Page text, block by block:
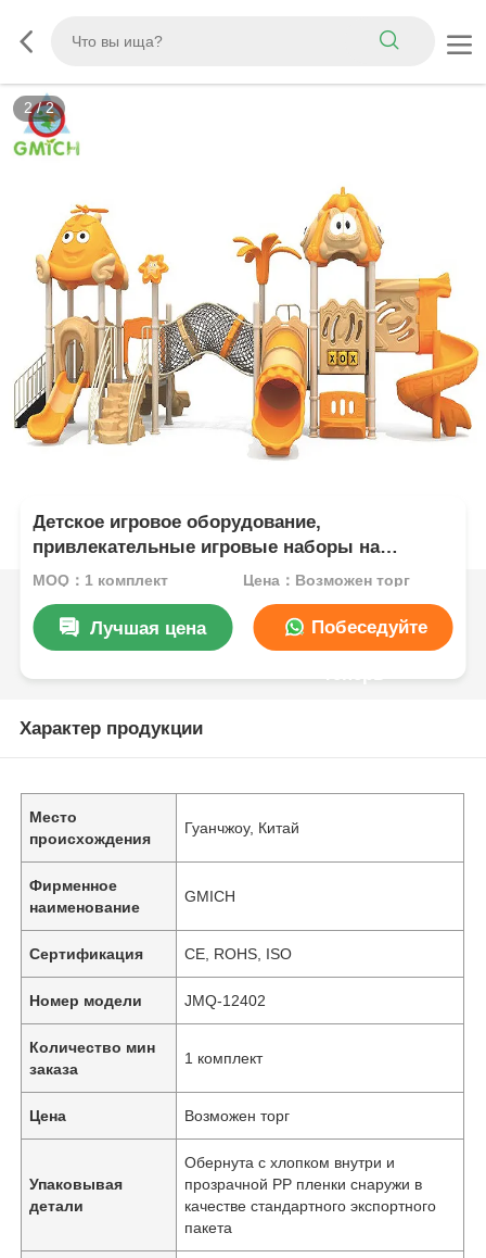
2/2
Детское игровое оборудование,
привлекательные игровые наборы на
открытом воздухе, парковые пластиковые
оборудование для парков развлечений для
детей
MOQ：1 комплект Цена：Возможен торг
Лучшая цена Побеседуйте
Характер продукции
Место
происхождения
Гуанчжоу, Китай
Фирменное
наименование
GMICH
Сертификация CE, ROHS, ISO
Номер модели JMQ-12402
Количество мин
заказа
1 комплект
Цена Возможен торг
Упаковывая
детали
Обернута с хлопком внутри и
прозрачной PP пленки снаружи в
качестве стандартного экспортного
пакета